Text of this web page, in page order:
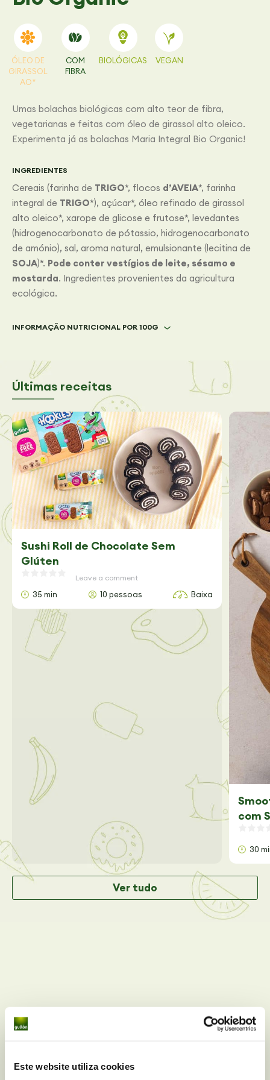
Este website utiliza cookies
ÓLEO DE
GIRASSOL
AO*
COM
FIBRA
BIOLÓGICAS VEGAN
Umas bolachas biológicas com alto teor de fibra,
vegetarianas e feitas com óleo de girassol alto oleico.
Experimenta já as bolachas Maria Integral Bio Organic!
INGREDIENTES
Cereais (farinha de TRIGO*, flocos d’AVEIA*, farinha
integral de TRIGO*), açúcar*, óleo refinado de girassol
alto oleico*, xarope de glicose e frutose*, levedantes
(hidrogenocarbonato de pótassio, hidrogenocarbonato
de amónio), sal, aroma natural, emulsionante (lecitina de
SOJA)*. Pode conter vestígios de leite, sésamo e
mostarda. Ingredientes provenientes da agricultura
ecológica.
INFORMAÇÃO NUTRICIONAL POR 100G
Últimas receitas
Sushi Roll de Chocolate Sem
Glúten
Leave a comment
35 min 10 pessoas Baixa
com
30
Ver tudo